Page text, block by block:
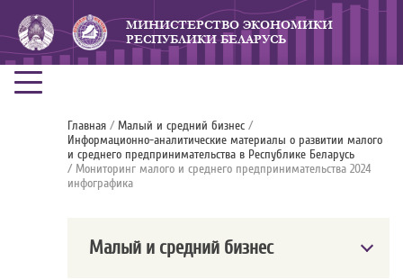
МИНИСТЕРСТВО ЭКОНОМИКИ
РЕСПУБЛИКИ БЕЛАРУСЬ
Главная /Малый и средний бизнес /
Информационно-аналитические материалы о развитии малого
и среднего предпринимательства в Республике Беларусь
/ Мониторинг малого и среднего предпринимательства 2024
инфографика
Малый и средний бизнес